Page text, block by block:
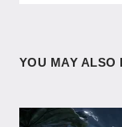
YOU MAY ALSO